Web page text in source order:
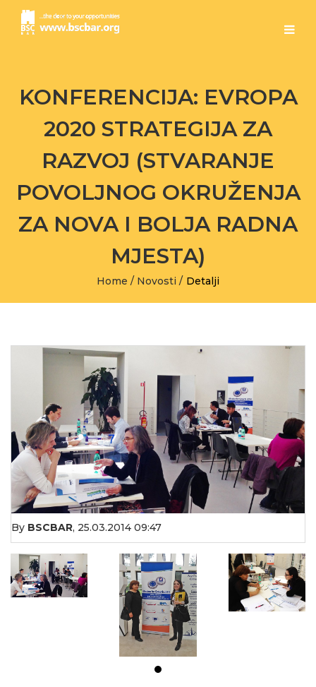
KONFERENCIJA: EVROPA
2020 STRATEGIJA ZA
RAZVOJ (STVARANJE
POVOLJNOG OKRUŽENJA
ZA NOVA I BOLJA RADNA
MJESTA)
Home / Novosti / Detalji
By BSCBAR, 25.03.2014 09:47